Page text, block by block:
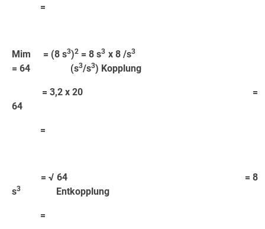
=
Mim = (8 s3)2 = 8 s3 x 8 /s3
= 64 (s3/s3) Kopplung
= 3,2 x 20 =
64
=
= √ 64 = 8
s3 Entkopplung
=